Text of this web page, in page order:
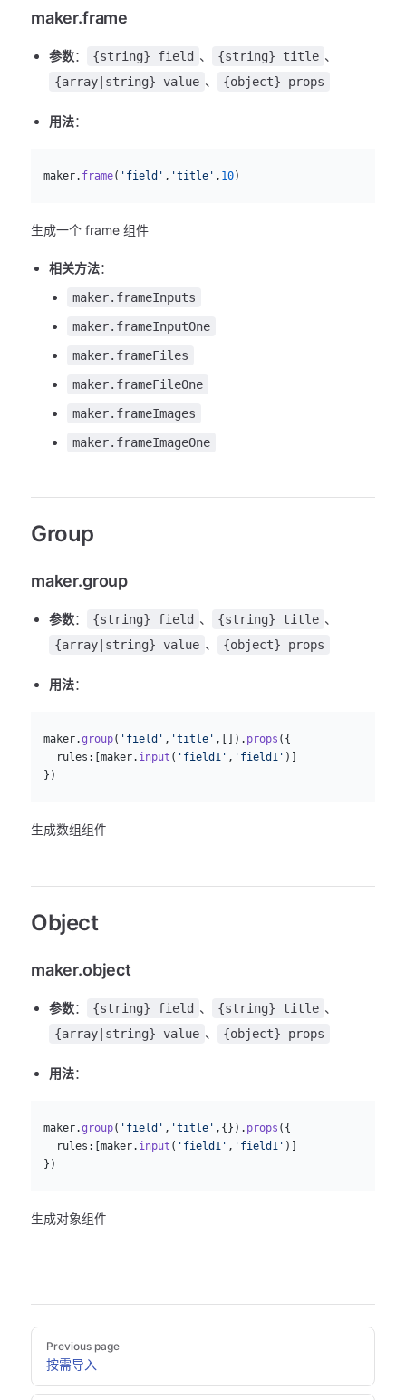
maker.frame
参数： {string} field 、 {string} title 、
{array|string} value 、 {object} props
用法：
  maker.
frame( 'field' , 'title' , 10)
生成一个 frame 组件
相关方法：
maker.frameInputs
maker.frameInputOne
maker.frameFiles
maker.frameFileOne
maker.frameImages
maker.frameImageOne
Group
maker.group
参数： {string} field 、 {string} title 、
{array|string} value 、 {object} props
用法：
  maker.
group( 'field' , 'title' ,[]). props ({
    rules:[maker.
input ( 'field1' , 'field1' )]
  })
生成数组组件
Object
maker.object
参数： {string} field 、 {string} title 、
{array|string} value 、 {object} props
用法：
  maker.
group( 'field' , 'title' ,{}). props ({
    rules:[maker.
input ( 'field1' , 'field1' )]
  })
生成对象组件
Previous page
按需导入